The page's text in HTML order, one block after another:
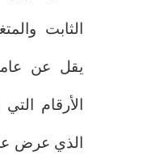
الثابت
يقل عن
الأرقام